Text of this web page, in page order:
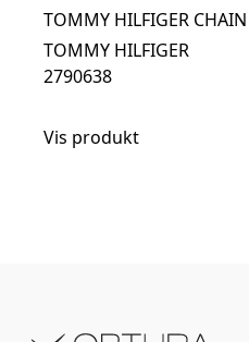
TOMMY HILFIGER
TOMMY HILFIGER
2790638
Vis produkt